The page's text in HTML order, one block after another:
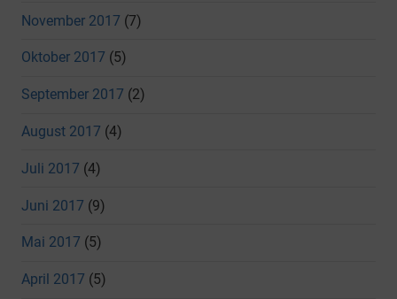
November 2017 (7)
Oktober 2017 (5)
September 2017 (2)
August 2017 (4)
Juli 2017 (4)
Juni 2017 (9)
Mai 2017 (5)
April 2017 (5)